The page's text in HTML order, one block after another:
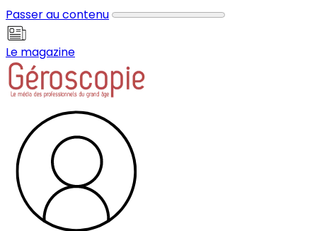
Passer au contenu
Le magazine
Panneau de gestion des cookies